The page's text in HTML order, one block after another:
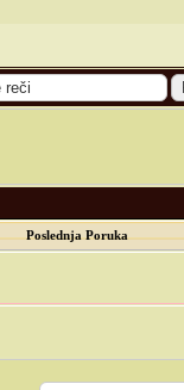
Poslednja Poruka